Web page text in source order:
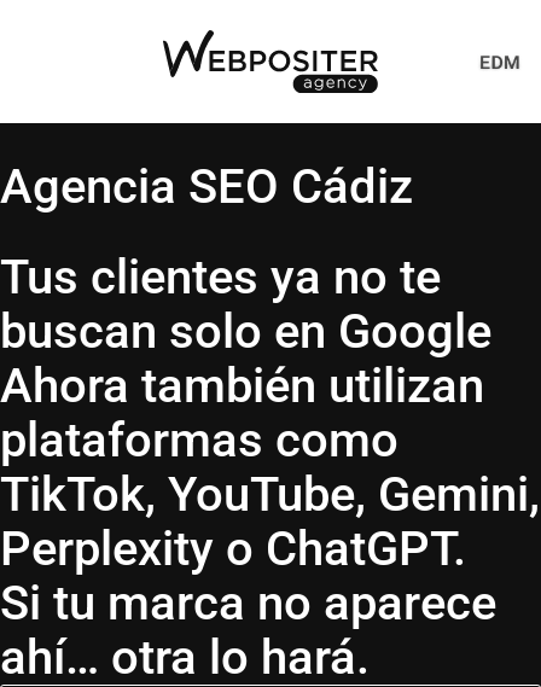
Agencia SEO Cádiz
Tus clientes ya no te
buscan solo en Google
Ahora también utilizan
plataformas como
TikTok, YouTube, Gemini,
Perplexity o ChatGPT.
Si tu marca no aparece
ahí… otra lo hará.